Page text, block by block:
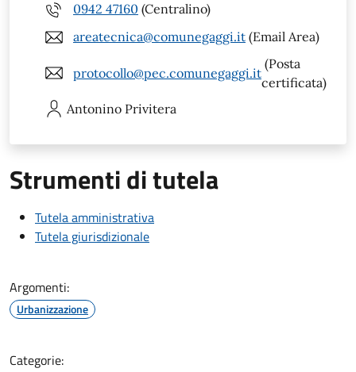
0942 47160 (Centralino)
areatecnica@comunegaggi.it (Email Area)
protocollo@pec.comunegaggi.it
(Posta
certificata)
Antonino Privitera
Strumenti di tutela
Tutela amministrativa
Tutela giurisdizionale
Argomenti:
Urbanizzazione
Categorie: